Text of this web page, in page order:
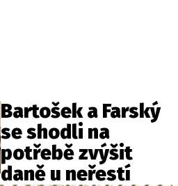
Bartošek a Farský
se shodli na
potřebě zvýšit
daně u neřestí